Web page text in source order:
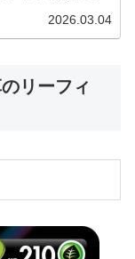
記事では新要素「ポケモ
向けに情報をまとめまし
2026.03.04
リーフィ